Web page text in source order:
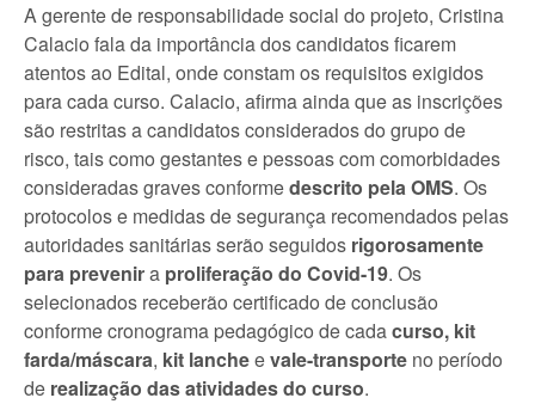
A gerente de responsabilidade social do projeto, Cristina
Calacio fala da importância dos candidatos ficarem
atentos ao Edital, onde constam os requisitos exigidos
para cada curso. Calacio, afirma ainda que as inscrições
são restritas a candidatos considerados do grupo de
risco, tais como gestantes e pessoas com comorbidades
consideradas graves conformedescrito pela OMS. Os
protocolos e medidas de segurança recomendados pelas
autoridades sanitárias serão seguidos rigorosamente
para prevenira proliferação do Covid-19. Os
selecionados receberão certificado de conclusão
conforme cronograma pedagógico de cadacurso, kit
farda/máscara, kit lancheevale-transporte no período
de realização das atividades do curso.